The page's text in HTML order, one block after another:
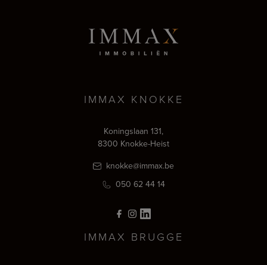
IMMAX KNOKKE
Koningslaan 131,
8300 Knokke-Heist
knokke@immax.be
050 62 44 14
IMMAX BRUGGE